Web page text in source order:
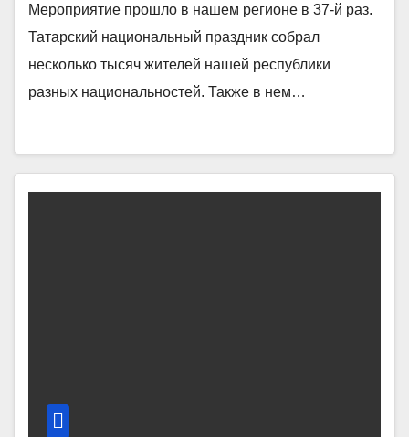
Мероприятие прошло в нашем регионе в 37-й раз.
Татарский национальный праздник собрал
несколько тысяч жителей нашей республики
разных национальностей. Также в нем…